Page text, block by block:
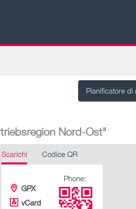
Pianificatore di
Nord-Ost"
Scarichi Codice QR
GPX
vCard
Phone: